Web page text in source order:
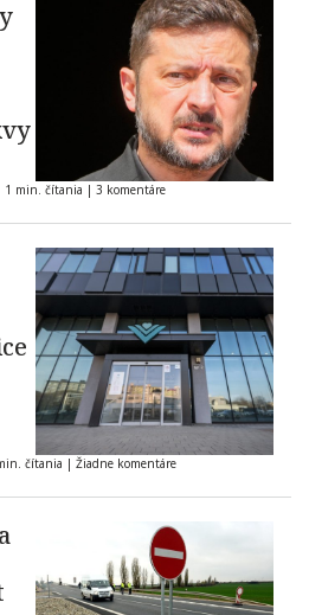
1 min. čítania | 3 komentáre
čítania | Žiadne komentáre